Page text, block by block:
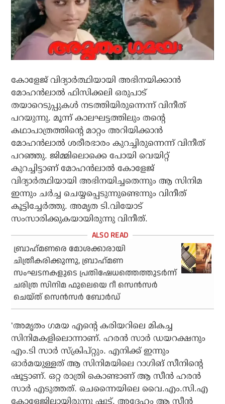
കോളേജ് വിദ്യാര്‍ത്ഥിയായി അഭിനയിക്കാന്‍
മോഹന്‍ലാല്‍ ഫിസിക്കലി ഒരുപാട്
തയാറെടുപ്പുകള്‍ നടത്തിയിരുന്നെന്ന് വിനീത്
പറയുന്നു. മൂന്ന് കാലഘട്ടത്തിലും തന്റെ
കഥാപാത്രത്തിന്റെ മാറ്റം അറിയിക്കാന്‍
മോഹന്‍ലാല്‍ ശരീരഭാരം കുറച്ചിരുന്നെന്ന് വിനീത്
പറഞ്ഞു. ജിമ്മിലൊക്കെ പോയി വെയിറ്റ്
കുറച്ചിട്ടാണ് മോഹന്‍ലാല്‍ കോളേജ്
വിദ്യാര്‍ത്ഥിയായി അഭിനയിച്ചതെന്നും ആ സിനിമ
ഇന്നും ചര്‍ച്ച ചെയ്യപ്പെടുന്നുണ്ടെന്നും വിനീത്
കൂട്ടിച്ചേര്‍ത്തു. അമൃത ടി.വിയോട്
സംസാരിക്കുകയായിരുന്നു വിനീത്.
ബ്രാഹ്‌മണരെ മോശക്കാരായി
ചിത്രീകരിക്കുന്നു, ബ്രാഹ്‌മണ
സംഘടനകളുടെ പ്രതിഷേധത്തെത്തുടര്‍ന്ന്
ചരിത്ര സിനിമ ഫുലെയെ റീ സെന്‍സര്‍
ചെയ്ത് സെന്‍സര്‍ ബോര്‍ഡ്
‘അമൃതം ഗമയ എന്റെ കരിയറിലെ മികച്ച
സിനിമകളിലൊന്നാണ്. ഹരന്‍ സാര്‍ ഡയറക്ഷനും
എം.ടി സാര്‍ സ്‌ക്രിപ്റ്റും. എനിക്ക് ഇന്നും
ഓര്‍മയുള്ളത് ആ സിനിമയിലെ റാഗിങ് സീനിന്റെ
ഷൂട്ടാണ്. ഒറ്റ രാത്രി കൊണ്ടാണ് ആ സീന്‍ ഹരന്‍
സാര്‍ എടുത്തത്. ചെന്നൈയിലെ വൈ.എം.സി.എ
കോളേജിലായിരുന്നു ഷൂട്ട്. അദ്ദേഹം ആ സീന്‍